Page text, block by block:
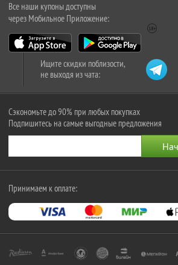
Все наши купоны доступны
через Мобильное Приложение:
Ищите скидки поблизости,
не выходя из чата:
Сэкономьте до 90% при любых покупках
Подпишитесь на самые выгодные предложения
Принимаем к оплате: